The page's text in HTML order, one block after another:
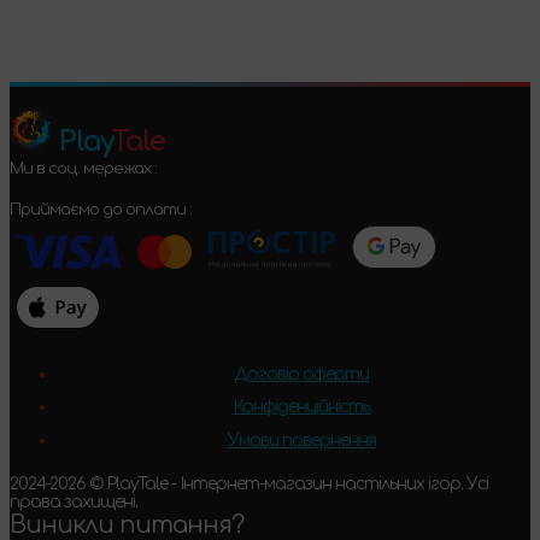
PlayTale
Ми в соц. мережах :
Приймаємо до оплати :
Договір оферти
Конфіденційність
Умови повернення
2024-2026 © PlayTale - Інтернет-магазин настільних ігор. Усі
права захищені.
Виникли питання?